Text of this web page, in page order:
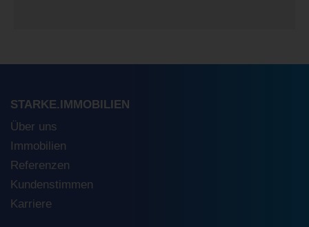
STARKE.IMMOBILIEN
Über uns
Immobilien
Referenzen
Kundenstimmen
Karriere